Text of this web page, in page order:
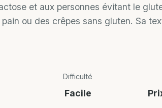
et aux personnes évitant le
ou des crêpes sans gluten. Sa
Difficulté
Facile